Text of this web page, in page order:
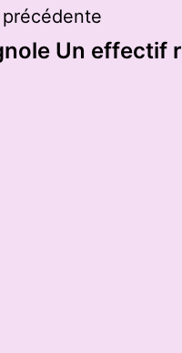
Un effectif